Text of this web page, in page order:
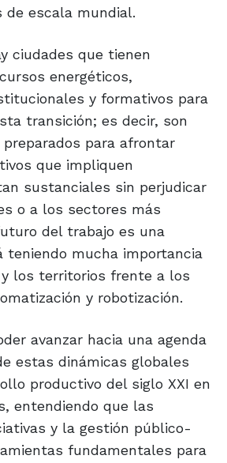
de escala mundial.
ciudades que tienen
energéticos,
y formativos para
transición; es decir, son
para afrontar
que impliquen
sustanciales sin perjudicar
o a los sectores más
del trabajo es una
teniendo mucha importancia
los territorios frente a los
y robotización.
avanzar hacia una agenda
estas dinámicas globales
productivo del siglo XXI en
entendiendo que las
y la gestión público-
fundamentales para